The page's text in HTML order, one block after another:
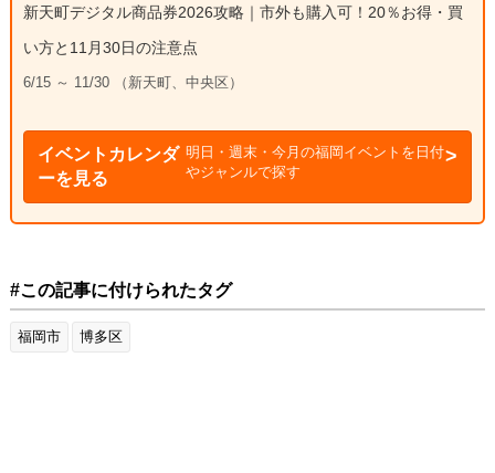
新天町デジタル商品券2026攻略｜市外も購入可！20％お得・買
い方と11月30日の注意点
6/15 ～ 11/30 （新天町、中央区）
イベントカレンダ
ーを見る
明日・週末・今月の福岡イベントを日付
やジャンルで探す
#この記事に付けられたタグ
福岡市 博多区